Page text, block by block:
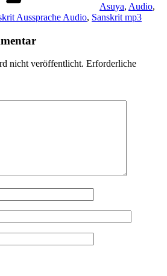
Asuya, Audio,
Aussprache Audio, Sanskrit mp3
nicht veröffentlicht. Erforderliche